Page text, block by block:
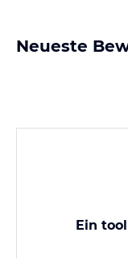
Neueste
Ein